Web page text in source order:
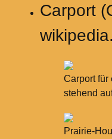
Carport
Carport für
stehend
Prairie-